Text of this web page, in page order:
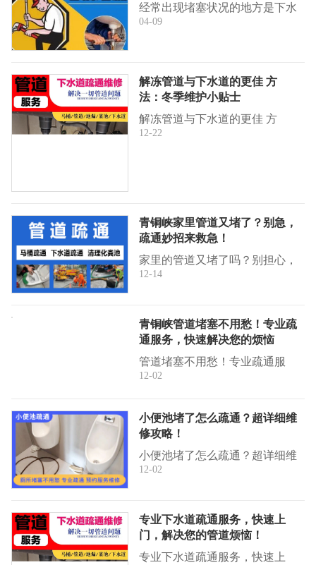
经常出现堵塞状况的地方是下水
管，一旦下水管出现堵塞，便会
下水道就...
04-09
解冻管道与下水道的更佳 方
法：冬季维护小贴士
解冻管道与下水道的更佳 方
法：冬季维护小贴士在寒冷的冬
12-22
青铜峡家里管道又堵了？别急，
疏通妙招来救急！
家里的管道又堵了吗？别担心，
用巧妙的方法拯救紧急情况！
剂、次氯...
12-14
青铜峡管道堵塞不用愁！专业疏
通服务，快速解决您的烦恼
管道堵塞不用愁！专业疏通服
务，快速解决您的烦恼家里下水
别担心！我们的专业管道疏通服
务，24小...
12-02
小便池堵了怎么疏通？超详细维
修攻略！
小便池堵了怎么疏通？超详细维
修攻略！日常生活中，小便池堵
使用，还可...
12-02
专业下水道疏通服务，快速上
门，解决您的管道烦恼！
专业下水道疏通服务，快速上